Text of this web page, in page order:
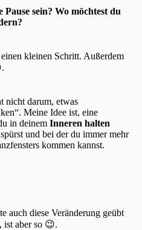
Pause sein? Wo möchtest du
kleinen Schritt. Außerdem
nicht darum, etwas
Meine Idee ist, eine
in deinem Inneren halten
und bei der du immer mehr
kommen kannst.
auch diese Veränderung geübt
ist aber so 😉.